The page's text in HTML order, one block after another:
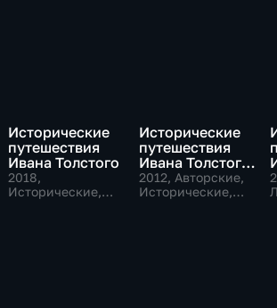
Исторические
путешествия
Ивана Толстого
2018,
Исторические,
Исторические
путешествия
Ивана Толстого.
В толстовских
зеркалах. Петр
2012, Авторские,
Исторические,